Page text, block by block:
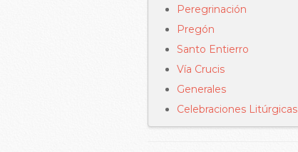
Peregrinación
Pregón
Santo Entierro
Vía Crucis
Generales
Celebraciones Litúrgicas